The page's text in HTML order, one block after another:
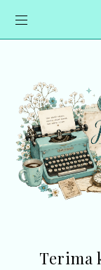
Terima